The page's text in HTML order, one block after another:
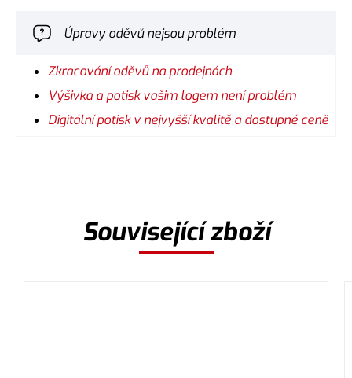
Úpravy oděvů nejsou problém
Zkracování oděvů na prodejnách
Výšivka a potisk vašim logem není problém
Digitální potisk v nejvyšší kvalitě a dostupné ceně
Související zboží